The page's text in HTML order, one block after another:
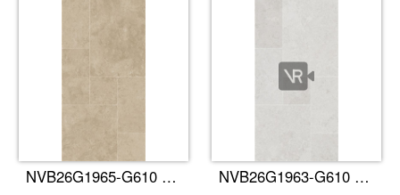
NVB26G1965-G610 古堡·浅咖​ NVB26G1963-G610 古堡·甜灰​